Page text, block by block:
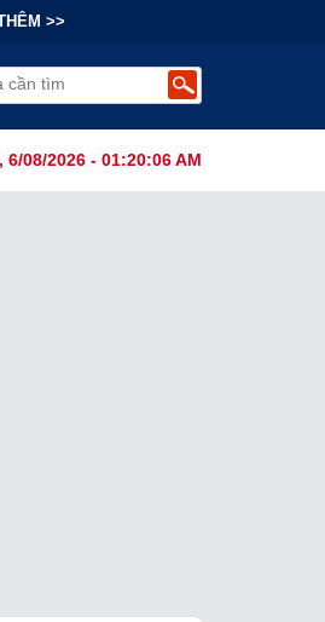
>>
6/08/2026 - 01:20:07 AM
Hút Bụi Thông Minh Sản Xuất Tại